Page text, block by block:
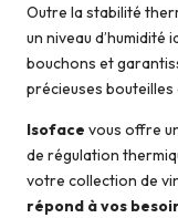
Outre la stabilité
un niveau d’humidité
bouchons et
précieuses bouteilles
Isoface vous offre
de régulation
votre collection de
répond à vos